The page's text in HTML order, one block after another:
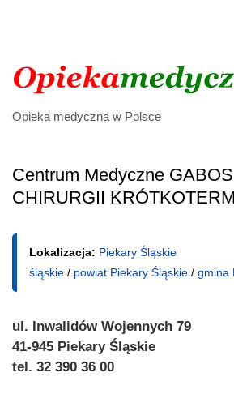
Opieka medyczna w Polsce
Centrum Medyczne
CHIRURGII
Lokalizacja: Piekary Śląskie
śląskie / powiat Piekary Śląskie / gmina
ul. Inwalidów Wojennych 79
41-945 Piekary Śląskie
tel. 32 390 36 00